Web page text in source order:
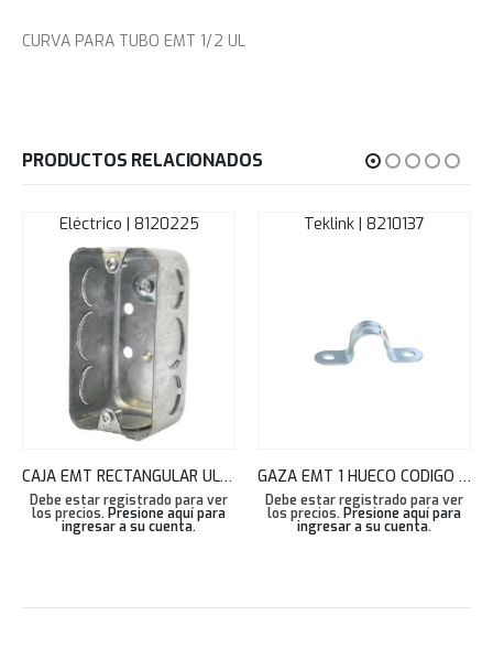
CURVA PARA TUBO EMT 1/2 UL
PRODUCTOS RELACIONADOS
Eléctrico | 8120225
CAJA EMT RECTANGULAR UL 1/2″-3/4″ 8120225
Debe estar registrado para ver
los precios. Presione aquí para
ingresar a su cuenta.
Teklink | 8210137
GAZA EMT 1 HUECO CODIGO 62021 1/2 PULG TEKLINK
Debe estar registrado para ver
los precios. Presione aquí para
ingresar a su cuenta.